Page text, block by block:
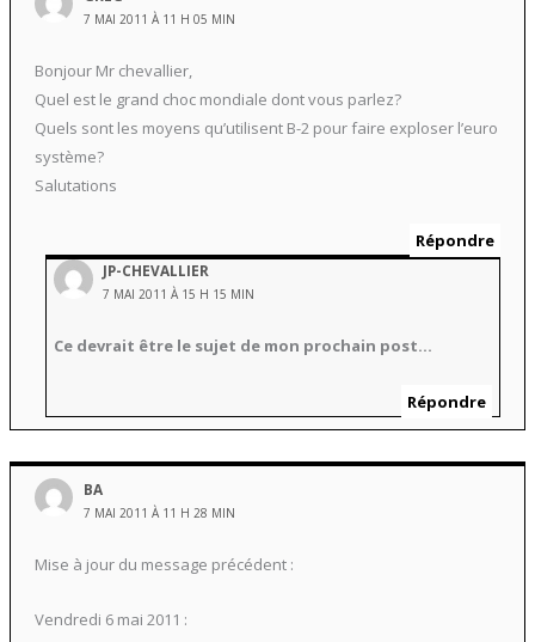
7 MAI 2011 À 11 H 05 MIN
Bonjour Mr chevallier,
Quel est le grand choc mondiale dont vous parlez?
Quels sont les moyens qu’utilisent B-2 pour faire exploser l’euro
système?
Salutations
Répondre
JP-CHEVALLIER
7 MAI 2011 À 15 H 15 MIN
Ce devrait être le sujet de mon prochain post…
Répondre
BA
7 MAI 2011 À 11 H 28 MIN
Mise à jour du message précédent :
Vendredi 6 mai 2011 :